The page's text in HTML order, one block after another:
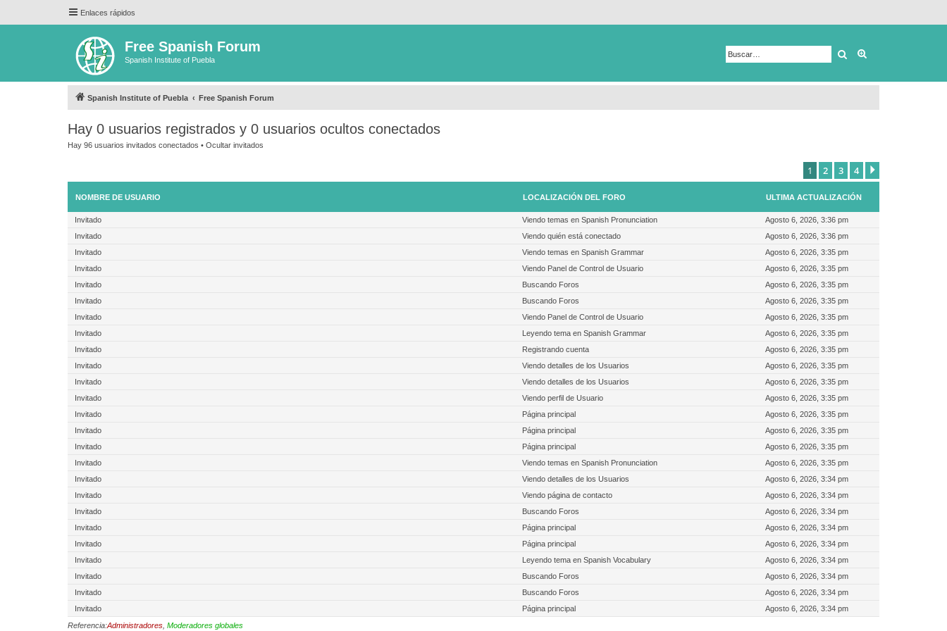
Enlaces rápidos
Free Spanish Forum
Spanish Institute of Puebla Buscar
Spanish Institute of Puebla Free Spanish Forum
Hay 0 usuarios registrados y 0 usuarios ocultos conectados
Hay 96 usuarios invitados conectados • Ocultar invitados
1 2 3 4
NOMBRE DE USUARIO LOCALIZACIÓN DEL FORO ULTIMA ACTUALIZACIÓN
Invitado Viendo temas en Spanish Pronunciation
Agosto 6, 2026, 3:36 pm
Invitado
Viendo quién está conectado
Agosto 6, 2026, 3:36 pm
Invitado
Viendo temas en Spanish Grammar
Agosto 6, 2026, 3:35 pm
Invitado
Viendo Panel de Control de Usuario
Agosto 6, 2026, 3:35 pm
Invitado
Buscando Foros
Agosto 6, 2026, 3:35 pm
Invitado
Buscando Foros
Agosto 6, 2026, 3:35 pm
Invitado
Viendo Panel de Control de Usuario
Agosto 6, 2026, 3:35 pm
Invitado
Leyendo tema en Spanish Grammar
Agosto 6, 2026, 3:35 pm
Invitado
Registrando cuenta
Agosto 6, 2026, 3:35 pm
Invitado
Viendo detalles de los Usuarios
Agosto 6, 2026, 3:35 pm
Invitado
Viendo detalles de los Usuarios
Agosto 6, 2026, 3:35 pm
Invitado
Viendo perfil de Usuario
Agosto 6, 2026, 3:35 pm
Invitado
Página principal
Agosto 6, 2026, 3:35 pm
Invitado
Página principal
Agosto 6, 2026, 3:35 pm
Invitado
Página principal
Agosto 6, 2026, 3:35 pm
Invitado
Viendo temas en Spanish Pronunciation
Agosto 6, 2026, 3:35 pm
Invitado
Viendo detalles de los Usuarios
Agosto 6, 2026, 3:34 pm
Invitado
Viendo página de contacto
Agosto 6, 2026, 3:34 pm
Invitado
Buscando Foros
Agosto 6, 2026, 3:34 pm
Invitado
Página principal
Agosto 6, 2026, 3:34 pm
Invitado
Página principal
Agosto 6, 2026, 3:34 pm
Invitado
Leyendo tema en Spanish Vocabulary
Agosto 6, 2026, 3:34 pm
Invitado
Buscando Foros
Agosto 6, 2026, 3:34 pm
Invitado
Buscando Foros
Agosto 6, 2026, 3:34 pm
Invitado
Página principal
Agosto 6, 2026, 3:34 pm
Referencia:Administradores Moderadores globales